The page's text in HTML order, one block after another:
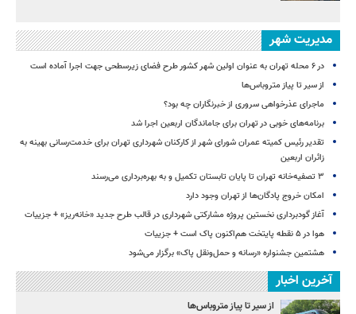
مدیریت شهر
در ۶ محله تهران به عنوان اولین شهر کشور طرح فضای زیرسطحی جهت اجرا آماده است
از سیر تا پیاز متروباس‌ها
ماجرای عذرخواهی سروری از خبرنگاران چه بود؟
برنامه‌های خوبی در تهران برای جاماندگان اربعین اجرا شد
تقدیر رئیس کمیته عمران شورای شهر از کارکنان شهرداری تهران برای خدمت‌رسانی بهینه به
زائران اربعین
۳ ﺗﺼﻔﻴﻪ‌ﺧﺎﻧﻪ‌ تهران تا پایان تابستان تکمیل و به بهره‌برداری می‌رسند
امکان خروج پادگان‌ها از تهران وجود دارد
آغاز گودبرداری نخستین پروژه مشارکتی شهرداری در قالب طرح جدید «خانه‌ریز» + جزییات
هوا در ۵ نقطه پایتخت هم‌اکنون پاک است + جزییات
هشتمین جشنواره «رسانه و حمل‌ونقل پاک» برگزار می‌شود
آخرین اخبار
از سیر تا پیاز متروباس‌ها